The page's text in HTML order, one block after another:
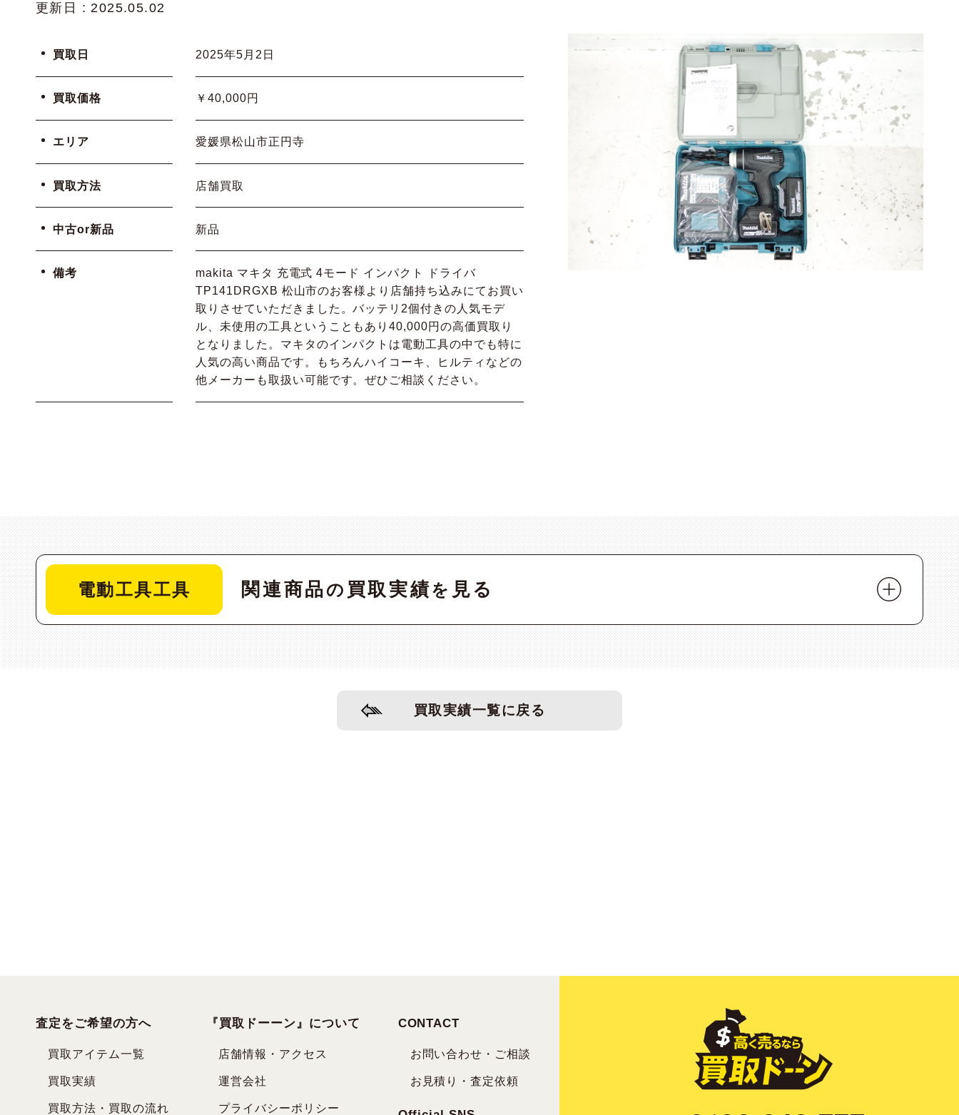
更新日 : 2025.05.02
買取日 2025年5月2日
買取価格 ￥40,000円
エリア 愛媛県松山市正円寺
買取方法 店舗買取
中古or新品 新品
備考
makita マキタ 充電式 4モード インパクト ドライバ
TP141DRGXB 松山市のお客様より店舗持ち込みにてお買い
取りさせていただきました。バッテリ2個付きの人気モデ
ル、未使用の工具ということもあり40,000円の高価買取り
となりました。マキタのインパクトは電動工具の中でも特に
人気の高い商品です。もちろんハイコーキ、ヒルティなどの
他メーカーも取扱い可能です。ぜひご相談ください。
電動工具工具 関連商品の 買取実績を 見る
買取実績一覧に戻る
査定をご希望の方へ
買取アイテム一覧
買取実績
買取方法・買取の流れ
『買取ドーーン』について
店舗情報・アクセス
運営会社
プライバシーポリシー
CONTACT
お問い合わせ・ご相談
お見積り・査定依頼